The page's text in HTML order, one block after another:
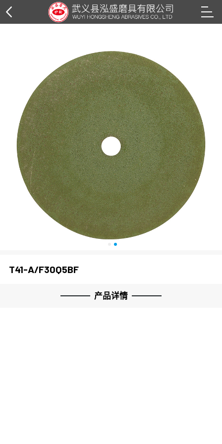
T41-A/F30Q5BF
产品详情
角磨片系列
切割片系列
钢丝轮系列
花叶轮系列
抛光轮系列
抛光膏系列
纸箱外包装